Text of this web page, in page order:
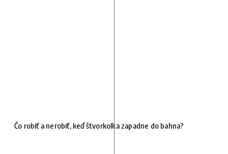
Čo robiť a nerobiť, keď štvorkolka zapadne do bahna?